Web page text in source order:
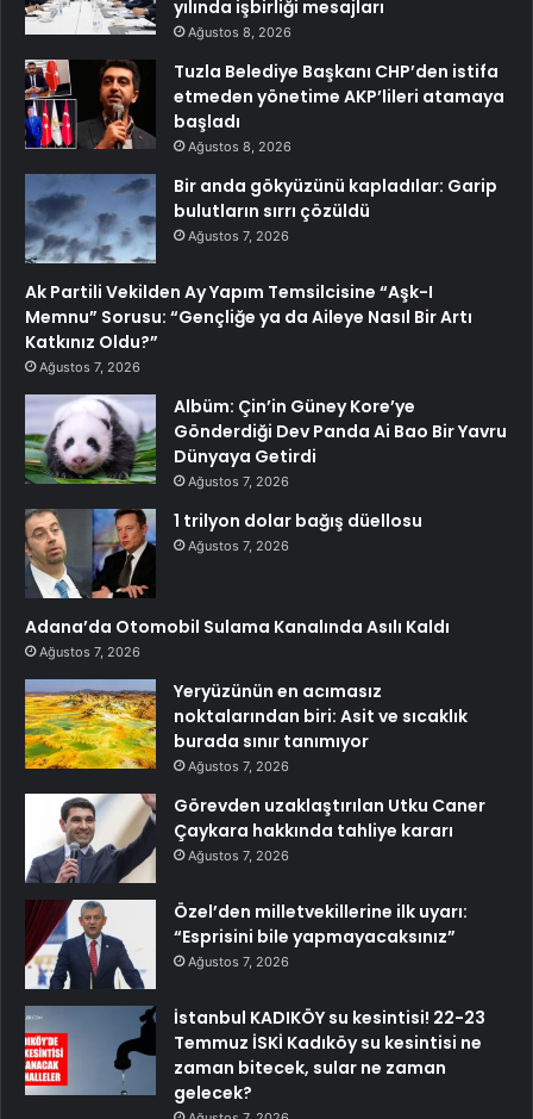
yılında işbirliği mesajları
Ağustos 8, 2026
Tuzla Belediye Başkanı CHP’den istifa
etmeden yönetime AKP’lileri atamaya
başladı
Ağustos 8, 2026
Bir anda gökyüzünü kapladılar: Garip
bulutların sırrı çözüldü
Ağustos 7, 2026
Ak Partili Vekilden Ay Yapım Temsilcisine “Aşk-I
Memnu” Sorusu: “Gençliğe ya da Aileye Nasıl Bir Artı
Katkınız Oldu?”
Ağustos 7, 2026
Albüm: Çin’in Güney Kore’ye
Gönderdiği Dev Panda Ai Bao Bir Yavru
Dünyaya Getirdi
Ağustos 7, 2026
1 trilyon dolar bağış düellosu
Ağustos 7, 2026
Adana’da Otomobil Sulama Kanalında Asılı Kaldı
Ağustos 7, 2026
Yeryüzünün en acımasız
noktalarından biri: Asit ve sıcaklık
burada sınır tanımıyor
Ağustos 7, 2026
Görevden uzaklaştırılan Utku Caner
Çaykara hakkında tahliye kararı
Ağustos 7, 2026
Özel’den milletvekillerine ilk uyarı:
“Esprisini bile yapmayacaksınız”
Ağustos 7, 2026
İstanbul KADIKÖY su kesintisi! 22-23
Temmuz İSKİ Kadıköy su kesintisi ne
zaman bitecek, sular ne zaman
gelecek?